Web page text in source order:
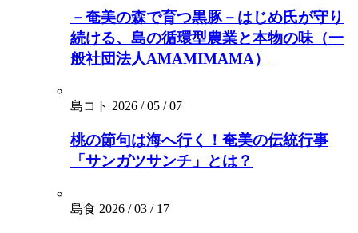
－奄美の森で育つ黒豚－はじめ氏が守り
続ける、島の循環型農業と本物の味（一
般社団法人AMAMIMAMA）
島コト 2026 / 05 / 07
桃の節句は海へ行く！奄美の伝統行事
「サンガツサンチ」とは？
島食 2026 / 03 / 17